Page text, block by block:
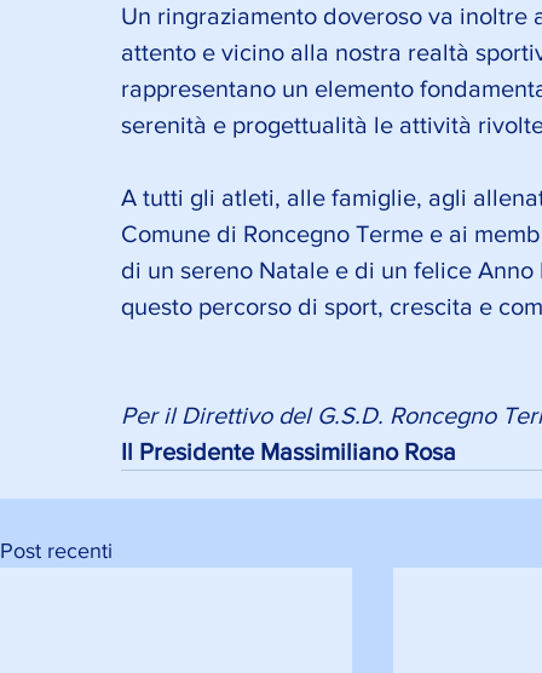
Un ringraziamento doveroso va inoltre
attento e vicino alla nostra realtà
rappresentano un elemento
serenità e progettualità le attività
A tutti gli atleti, alle famiglie, agli
Comune di Roncegno Terme e ai
di un sereno Natale e di un felice
questo percorso di sport, crescita e
Per il Direttivo del G.S.D. Roncegno
Il Presidente Massimiliano Rosa
Post recenti